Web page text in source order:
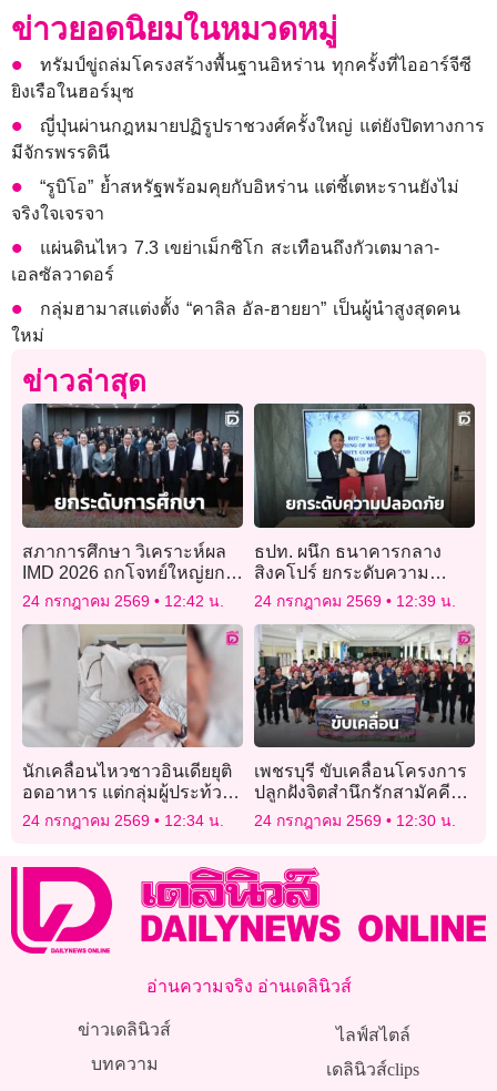
ข่าวยอดนิยมในหมวดหมู่
ทรัมป์ขู่ถล่มโครงสร้างพื้นฐานอิหร่าน ทุกครั้งที่ไออาร์จีซี
ยิงเรือในฮอร์มุซ
ญี่ปุ่นผ่านกฎหมายปฏิรูปราชวงศ์ครั้งใหญ่ แต่ยังปิดทางการ
มีจักรพรรดินี
“รูบิโอ” ย้ำสหรัฐพร้อมคุยกับอิหร่าน แต่ชี้เตหะรานยังไม่
จริงใจเจรจา
แผ่นดินไหว 7.3 เขย่าเม็กซิโก สะเทือนถึงกัวเตมาลา-
เอลซัลวาดอร์
กลุ่มฮามาสแต่งตั้ง “คาลิล อัล-ฮายยา” เป็นผู้นำสูงสุดคน
ใหม่
ข่าวล่าสุด
สภาการศึกษา วิเคราะห์ผล
IMD 2026 ถกโจทย์ใหญ่ยก
ระดับการศึกษา เร่งพัฒนาทุน
มนุษย์รองรับอนาคต
24 กรกฎาคม 2569 12:42 น.
ธปท. ผนึก ธนาคารกลาง
สิงคโปร์ ยกระดับความ
ปลอดภัยทางไซเบอร์
24 กรกฎาคม 2569 12:39 น.
นักเคลื่อนไหวชาวอินเดียยุติ
อดอาหาร แต่กลุ่มผู้ประท้วง
ยังเดินหน้าขับไล่รัฐมนตรี
24 กรกฎาคม 2569 12:34 น.
เพชรบุรี ขับเคลื่อนโครงการ
ปลูกฝังจิตสำนึกรักสามัคคีส่ง
เสริมความปรองดอง ประจำ
ปี 2569
24 กรกฎาคม 2569 12:30 น.
อ่านความจริง อ่านเดลินิวส์
ข่าวเดลินิวส์
บทความ
ไลฟ์สไตล์
เดลินิวส์clips